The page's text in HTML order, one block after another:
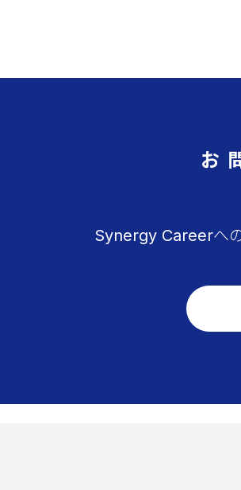
お
Synergy Careerへ